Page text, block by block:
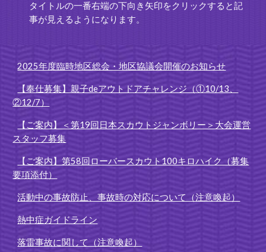
タイトルの一番右端の下向き矢印をクリックすると記
事が見えるようになります。
2025年度臨時地区総会・地区協議会開催のお知らせ
【奉仕募集】親子deアウトドアチャレンジ（①10/13、
②12/7）
【ご案内】＜第19回日本スカウトジャンボリー＞大会運営
スタッフ募集
【ご案内】第58回ローバースカウト100キロハイク（募集
要項添付）
活動中の事故防止、事故時の対応について（注意喚起）
熱中症ガイドライン
落雷事故に関して（注意喚起）